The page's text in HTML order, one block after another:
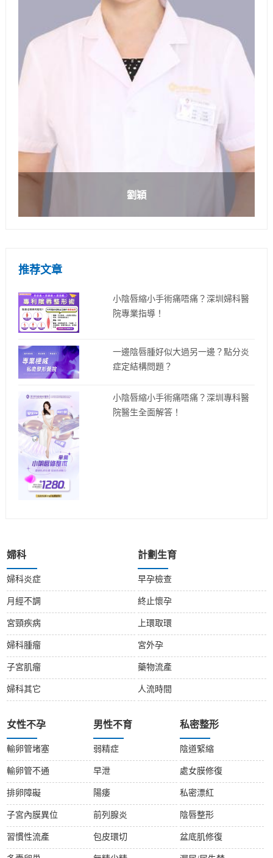
劉穎
推荐文章
小陰唇縮小手術痛唔痛？深圳婦科醫
院專業指導！
一邊陰唇腫好似大過另一邊？點分炎
症定結構問題？
小陰唇縮小手術痛唔痛？深圳專科醫
院醫生全面解答！
婦科
婦科炎症
月經不調
宮頸疾病
婦科腫瘤
子宮肌瘤
婦科其它
計劃生育
早孕檢查
終止懷孕
上環取環
宮外孕
藥物流產
人流時間
女性不孕
輸卵管堵塞
輸卵管不通
排卵障礙
子宮內膜異位
習慣性流產
男性不育
弱精症
早泄
陽痿
前列腺炎
包皮環切
私密整形
陰道緊縮
處女膜修復
私密漂紅
陰唇整形
盆底肌修復